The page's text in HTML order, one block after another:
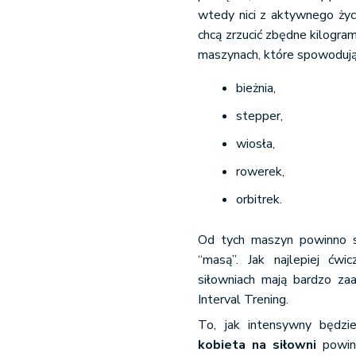
wtedy nici z aktywnego
chcą zrzucić zbędne
maszynach, które
bieżnia,
stepper,
wiosła,
rowerek,
orbitrek.
Od tych maszyn powinno
“masą”. Jak najlepiej
siłowniach mają bardzo
Interval Trening.
To, jak intensywny
kobieta na siłowni